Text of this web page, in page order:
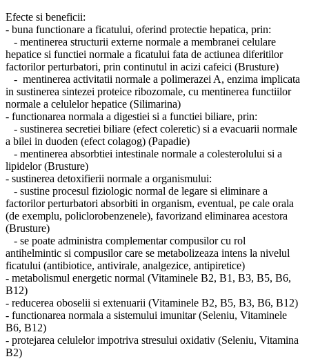
Efecte si beneficii:
- buna functionare a ficatului, oferind protectie hepatica, prin:
- mentinerea structurii externe normale a membranei celulare
hepatice si functiei normale a ficatului fata de actiunea diferitilor
factorilor perturbatori, prin continutul in acizi cafeici (Brusture)
- mentinerea activitatii normale a polimerazei A, enzima implicata
in sustinerea sintezei proteice ribozomale, cu mentinerea functiilor
normale a celulelor hepatice (Silimarina)
- functionarea normala a digestiei si a functiei biliare, prin:
- sustinerea secretiei biliare (efect coleretic) si a evacuarii normale
a bilei in duoden (efect colagog) (Papadie)
- mentinerea absorbtiei intestinale normale a colesterolului si a
lipidelor (Brusture)
- sustinerea detoxifierii normale a organismului:
- sustine procesul fiziologic normal de legare si eliminare a
factorilor perturbatori absorbiti in organism, eventual, pe cale orala
(de exemplu, policlorobenzenele), favorizand eliminarea acestora
(Brusture)
- se poate administra complementar compusilor cu rol
antihelmintic si compusilor care se metabolizeaza intens la nivelul
ficatului (antibiotice, antivirale, analgezice, antipiretice)
- metabolismul energetic normal (Vitaminele B2, B1, B3, B5, B6,
B12)
- reducerea oboselii si extenuarii (Vitaminele B2, B5, B3, B6, B12)
- functionarea normala a sistemului imunitar (Seleniu, Vitaminele
B6, B12)
- protejarea celulelor impotriva stresului oxidativ (Seleniu, Vitamina
B2)